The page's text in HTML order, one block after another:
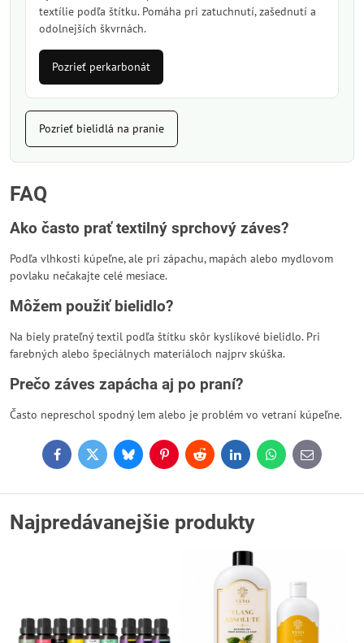
textílie podľa štítku. Pomáha pri zatuchnutí, zašednutí a
odolnejších škvrnách.
Pozrieť perkarbonát
Pozrieť bielidlá na pranie
FAQ
Ako často prať textilný sprchový záves?
Podľa vlhkosti kúpeľne, ale pri zápachu, mapách alebo mydlovom
povlaku nečakajte celé mesiace.
Môžem použiť bielidlo?
Na biely prateľný textil podľa štítku skôr kyslíkové bielidlo. Pri
farebných alebo špeciálnych materiáloch najprv skúška.
Prečo záves zapácha aj po praní?
Často nepreschol spodný lem alebo je problém vo vetraní kúpeľne.
FacebookTwitterBlueskyPinterestReddit LinkedInWhatsApp
E-
mail
Najpredávanejšie produkty